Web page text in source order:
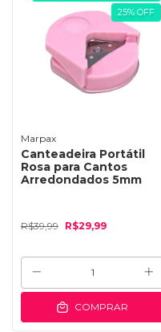
25% OFF
Marpax
Canteadeira Portátil
Rosa para Cantos
Arredondados 5mm
R$39,99 R$29,99
COMPRAR